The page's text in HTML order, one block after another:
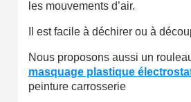
Livraison sous 24 h en
les mouvements d’air.
Il est facile à déchirer ou à
Nous proposons aussi un
masquage plastique
peinture carrosserie